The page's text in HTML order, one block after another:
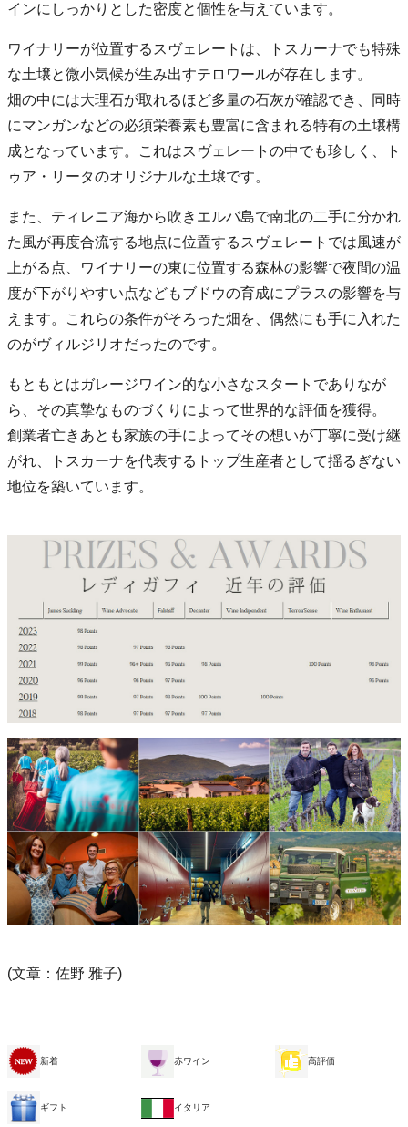
インにしっかりとした密度と個性を与えています。
ワイナリーが位置するスヴェレートは、トスカーナでも特殊
な土壌と微小気候が生み出すテロワールが存在します。
畑の中には大理石が取れるほど多量の石灰が確認でき、同時
にマンガンなどの必須栄養素も豊富に含まれる特有の土壌構
成となっています。これはスヴェレートの中でも珍しく、ト
ゥア・リータのオリジナルな土壌です。
また、ティレニア海から吹きエルバ島で南北の二手に分かれ
た風が再度合流する地点に位置するスヴェレートでは風速が
上がる点、ワイナリーの東に位置する森林の影響で夜間の温
度が下がりやすい点などもブドウの育成にプラスの影響を与
えます。これらの条件がそろった畑を、偶然にも手に入れた
のがヴィルジリオだったのです。
もともとはガレージワイン的な小さなスタートでありなが
ら、その真摯なものづくりによって世界的な評価を獲得。
創業者亡きあとも家族の手によってその想いが丁寧に受け継
がれ、トスカーナを代表するトップ生産者として揺るぎない
地位を築いています。
(文章：佐野 雅子)
新着 赤ワイン 高評価
ギフト イタリア